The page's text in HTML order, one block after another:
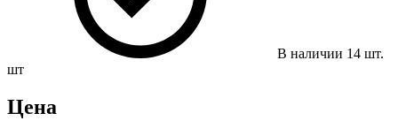
В наличии 14 шт.
шт
Цена